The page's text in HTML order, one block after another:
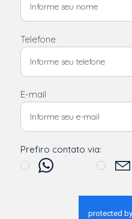
Telefone
E-mail
Prefiro contato via: